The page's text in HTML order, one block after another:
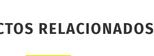
RELACIONADOS